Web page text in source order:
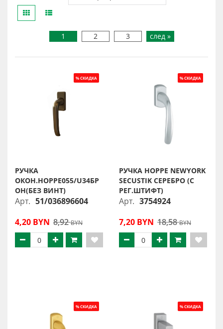
1 2 3 след »
РУЧКА
ОКОН.HOPPE055/U34БР
ОН(БЕЗ ВИНТ)
Арт. 51/036896604
4,20 BYN 8,92BYN
РУЧКА HOPPE NEWYORK
SECUSTIK СЕРЕБРО (С
РЕГ.ШТИФТ)
Арт. 3754924
7,20 BYN 18,58BYN